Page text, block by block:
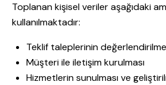
Toplanan kişisel veriler aşağıdaki
kullanılmaktadır:
Teklif taleplerinin
Müşteri ile iletişim kurulması
Hizmetlerin sunulması ve